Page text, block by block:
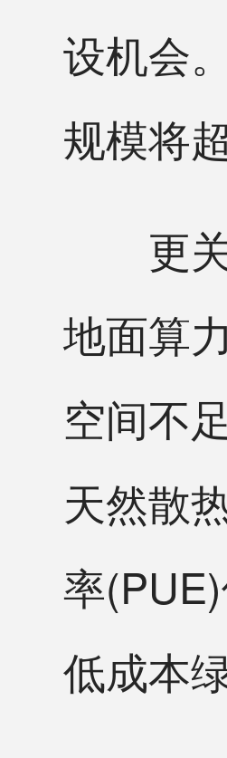
设机会
规模将
更关
地面算
空间不
天然散
率
低成本